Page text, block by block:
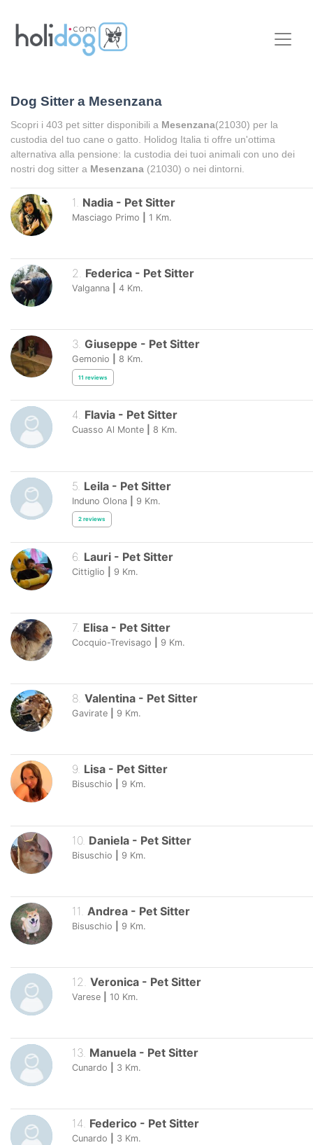
Dog Sitter a Mesenzana
Scopri i 403 pet sitter disponibili a Mesenzana(21030) per la
custodia del tuo cane o gatto. Holidog Italia ti offre un'ottima
alternativa alla pensione: la custodia dei tuoi animali con uno dei
nostri dog sitter a Mesenzana (21030) o nei dintorni.
1 Nadia - Pet Sitter
Masciago Primo 1 Km.
2. Federica - Pet Sitter
Valganna 4 Km.
3. Giuseppe - Pet Sitter
Gemonio 8 Km.
11 reviews
4. Flavia - Pet Sitter
Cuasso Al Monte 8 Km.
5 Leila - Pet Sitter
Induno Olona 9 Km.
2 reviews
6 Lauri - Pet Sitter
Cittiglio 9 Km.
7. Elisa - Pet Sitter
Cocquio-Trevisago 9 Km.
8. Valentina - Pet Sitter
Gavirate 9 Km.
9. Lisa - Pet Sitter
Bisuschio 9 Km.
10. Daniela - Pet Sitter
Bisuschio 9 Km.
11 Andrea - Pet Sitter
Bisuschio 9 Km.
12 Veronica - Pet Sitter
Varese 10 Km.
13. Manuela - Pet Sitter
Cunardo 3 Km.
14. Federico - Pet Sitter
Cunardo 3 Km.